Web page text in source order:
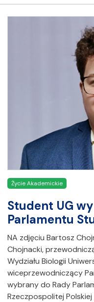
Życie Akademickie
Student UG
Parlamentu
NA zdjęciu Bartosz
Chojnacki,
Wydziału Biologii
wiceprzewodniczący
wybrany do Rady
Rzeczpospolitej